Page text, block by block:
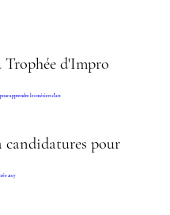
Trophée d'Impro
candidatures pour